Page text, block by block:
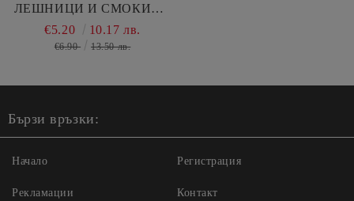
ЛЕШНИЦИ И СМОКИНИ
200 ГР
€5.20 10.17 лв.
€6.90 13.50 лв.
Бързи връзки:
Начало
Рекламации
Регистрация
Контакт